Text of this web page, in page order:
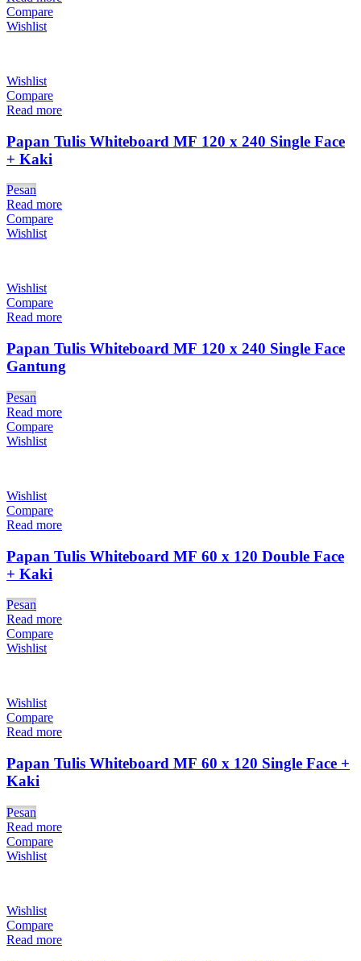
Compare
Wishlist
Wishlist
Compare
Read more
Papan Tulis Whiteboard MF 120 x 240 Single Face
+ Kaki
Pesan
Read more
Compare
Wishlist
Wishlist
Compare
Read more
Papan Tulis Whiteboard MF 120 x 240 Single Face
Gantung
Pesan
Read more
Compare
Wishlist
Wishlist
Compare
Read more
Papan Tulis Whiteboard MF 60 x 120 Double Face
+ Kaki
Pesan
Read more
Compare
Wishlist
Wishlist
Compare
Read more
Papan Tulis Whiteboard MF 60 x 120 Single Face +
Kaki
Pesan
Read more
Compare
Wishlist
Wishlist
Compare
Read more